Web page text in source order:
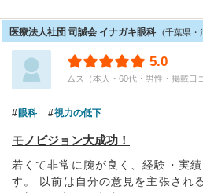
医療法人社団 司誠会 イナガキ眼科 (千葉県・
5.0
ムス（本人・60代・男性・掲載口
眼科 視力の低下
モノビジョン大成功！
若くて非常に腕が良く、経験・実
す。 以前は自分の意見を主張され